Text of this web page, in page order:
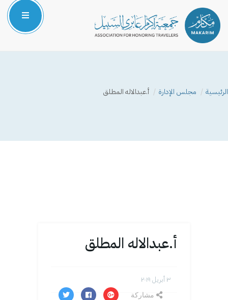
المركز الإعلامي الرئيسية مجلس الإدارة أ.عبدالاله المطلق
أ.عبدالاله المطلق
مشاركة